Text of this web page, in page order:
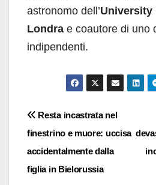
astronomo dell’University
Londra e coautore di uno
indipendenti.
Navigazione
articoli
Resta incastrata nel
finestrino e muore: uccisa
accidentalmente dalla
figlia in Bielorussia